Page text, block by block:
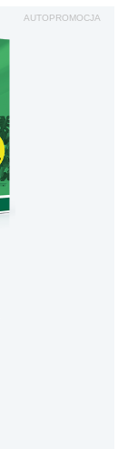
AUTOPROMOCJA